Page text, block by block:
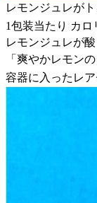
レモンジュレが
1包装当たり カロ
レモンジュレが
「爽やかレモン
容器に入ったレ